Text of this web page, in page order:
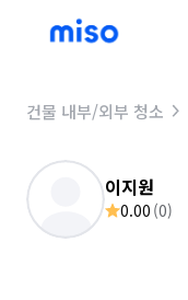
건물 내부/외부 청소
이지원
0.00 (0)